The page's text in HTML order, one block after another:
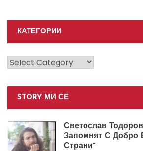
КАТЕГОРИИ
Категории
STORY МИ СЕ
Светослав Тодоров
Запомнят С Добро
Страни”